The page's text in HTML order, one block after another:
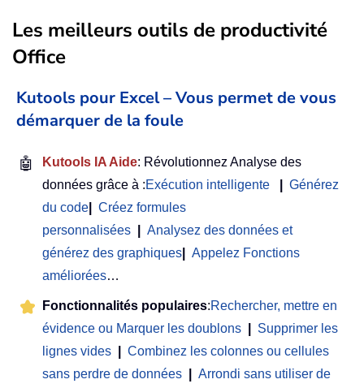
Les meilleurs outils de productivité
Office
Kutools pour Excel – Vous permet de vous
démarquer de la foule
🤖 Kutools IA Aide: Révolutionnez Analyse des
données grâce à :Exécution intelligente
Générez
du code
Créez formules
personnalisées
Analysez des données et
générez des graphiques
Appelez Fonctions
améliorées…
Fonctionnalités populaires:Rechercher, mettre en
évidence ou Marquer les doublons
Supprimer les
lignes vides
Combinez les colonnes ou cellules
sans perdre de données
Arrondi sans utiliser de